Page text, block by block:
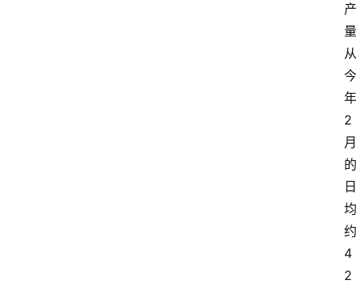
产
量
从
今
年
2
月
的
日
均
约
4
2